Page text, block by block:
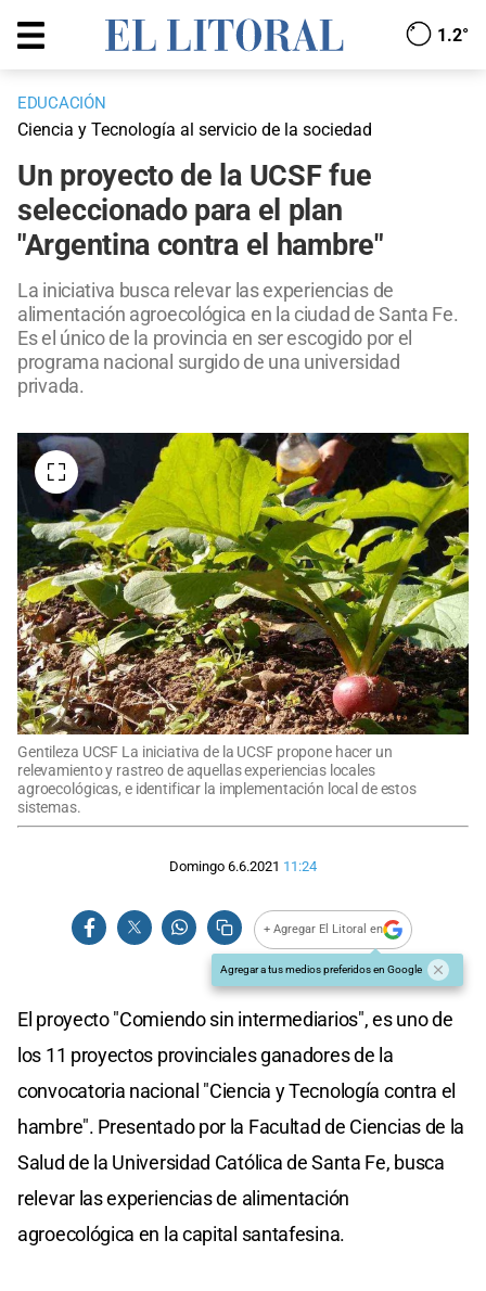
1.2°
EDUCACIÓN
Ciencia y Tecnología al servicio de la sociedad
Un proyecto de la UCSF fue
seleccionado para el plan
"Argentina contra el hambre"
La iniciativa busca relevar las experiencias de
alimentación agroecológica en la ciudad de Santa Fe.
Es el único de la provincia en ser escogido por el
programa nacional surgido de una universidad
privada.
Gentileza UCSF La iniciativa de la UCSF propone hacer un
relevamiento y rastreo de aquellas experiencias locales
agroecológicas, e identificar la implementación local de estos
sistemas.
Domingo 6.6.2021 11:24
+ Agregar El Litoral en
Agregar a tus medios preferidos en Google
El proyecto "Comiendo sin intermediarios", es uno de
los 11 proyectos provinciales ganadores de la
convocatoria nacional "Ciencia y Tecnología contra el
hambre". Presentado por la Facultad de Ciencias de la
Salud de la Universidad Católica de Santa Fe, busca
relevar las experiencias de alimentación
agroecológica en la capital santafesina.